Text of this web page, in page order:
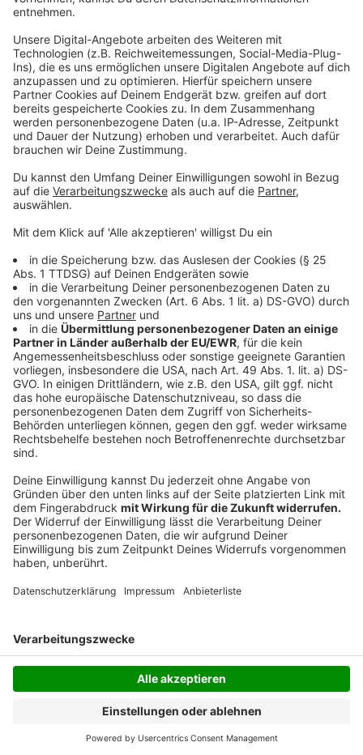
Ranzen kostenlos. Die Tafel Wesel ist an der Aktion
Kunden aus. Der Rotkreuz-Shop „Kreuz und Quer" gibt
es seit September 2022 in der Weseler
Apollopassage. Dort gibt es gut erhaltene Kleidung
und Gegenstände zu kleinen Preisen.
Anzeige
Ranzen, Tornister oder doch Toni?
Übrigens: Wie man die Schultasche nennt, ist am
Niederrhein keine ganz unwichtige Frage. „Ranzen"
kennt jeder. „Tornister" auch – zumindest auf dem
Papier. Aber wer hier aufgewachsen ist, sagt oft
einfach „Toni". Der Begriff kommt von „Tonister" – so
sprechen viele Rheinländer „Tornister" aus, einfach
ohne das erste „r". Besonders rund um Geldern,
Krefeld, Düsseldorf und Grevenbroich ist das laut dem
Landschaftsverband Rheinland weit verbreitet.
Anzeige